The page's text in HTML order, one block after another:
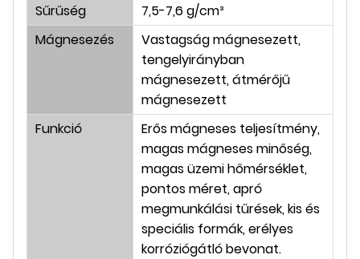
Sűrűség
7,5-7,6 g/cm³
Mágnesezés
Vastagság mágnesezett,
tengelyirányban
mágnesezett, átmérőjű
mágnesezett
Funkció
Erős mágneses teljesítmény,
magas mágneses minőség,
magas üzemi hőmérséklet,
pontos méret, apró
megmunkálási tűrések, kis és
speciális formák, erélyes
korróziógátló bevonat.